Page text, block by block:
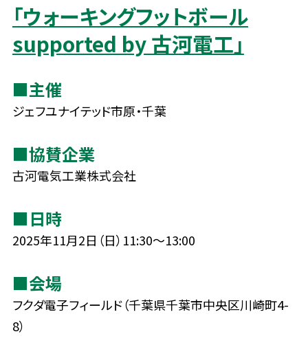
「ウォーキングフットボール
supported by 古河電工」
■主催
ジェフユナイテッド市原・千葉
■協賛企業
古河電気工業株式会社
■日時
2025年11月2日（日）11:30～13:00
■会場
フクダ電子フィールド（千葉県千葉市中央区川崎町4-
8）